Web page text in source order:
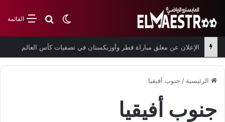
القائمةبحث عن
الوضع المظلم
الإعلان عن معلق مباراة قطر وأوزبكستان في تصفيات كأس العالم
الرئيسية / جنوب أفيقيا
جنوب أفيقيا